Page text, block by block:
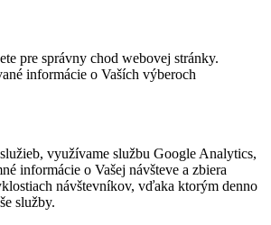
pre správny chod webovej stránky.
informácie o Vaších výberoch
využívame službu Google Analytics,
informácie o Vašej návšteve a zbiera
návštevníkov, vďaka ktorým denno
služby.